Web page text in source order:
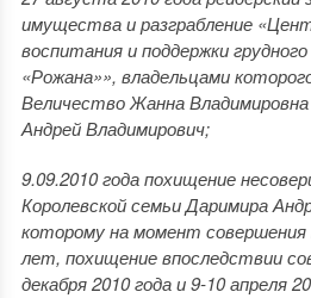
имущества и разграбление
воспитания и поддержки
«Рожана»», владельцами
Величество Жанна
Андрей Владимирович;
9.09.2010 года похищение
Королевской семьи Даримира
которому на момент
лет, похищение впоследствии
декабря 2010 года и 9-10 апреля